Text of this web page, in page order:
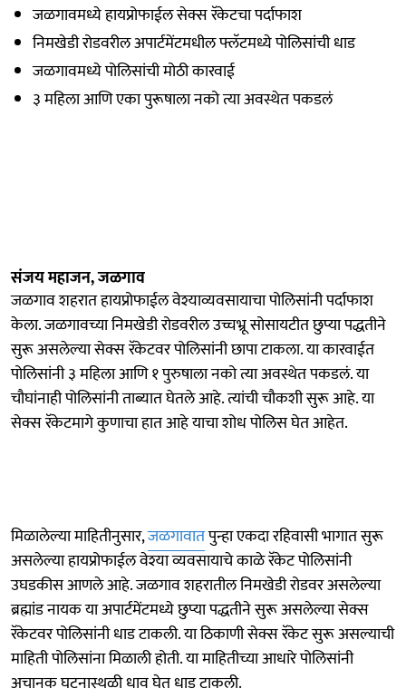
जळगावमध्ये हायप्रोफाईल सेक्स रॅकेटचा पर्दाफाश
निमखेडी रोडवरील अपार्टमेंटमधील फ्लॅटमध्ये पोलिसांची धाड
जळगावमध्ये पोलिसांची मोठी कारवाई
३ महिला आणि एका पुरूषाला नको त्या अवस्थेत पकडलं
संजय महाजन, जळगाव
जळगाव शहरात हायप्रोफाईल वेश्याव्यवसायाचा पोलिसांनी पर्दाफाश
केला. जळगावच्या निमखेडी रोडवरील उच्चभ्रू सोसायटीत छुप्या पद्धतीने
सुरू असलेल्या सेक्स रॅकेटवर पोलिसांनी छापा टाकला. या कारवाईत
पोलिसांनी ३ महिला आणि १ पुरुषाला नको त्या अवस्थेत पकडलं. या
चौघांनाही पोलिसांनी ताब्यात घेतले आहे. त्यांची चौकशी सुरू आहे. या
सेक्स रॅकेटमागे कुणाचा हात आहे याचा शोध पोलिस घेत आहेत.
मिळालेल्या माहितीनुसार,जळगावातपुन्हा एकदा रहिवासी भागात सुरू
असलेल्या हायप्रोफाईल वेश्या व्यवसायाचे काळे रॅकेट पोलिसांनी
उघडकीस आणले आहे. जळगाव शहरातील निमखेडी रोडवर असलेल्या
ब्रह्मांड नायक या अपार्टमेंटमध्ये छुप्या पद्धतीने सुरू असलेल्या सेक्स
रॅकेटवर पोलिसांनी धाड टाकली. या ठिकाणी सेक्स रॅकेट सुरू असल्याची
माहिती पोलिसांना मिळाली होती. या माहितीच्या आधारे पोलिसांनी
अचानक घटनास्थळी धाव घेत धाड टाकली.